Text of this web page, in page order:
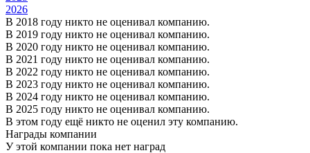
2026
В 2018 году никто не оценивал компанию.
В 2019 году никто не оценивал компанию.
В 2020 году никто не оценивал компанию.
В 2021 году никто не оценивал компанию.
В 2022 году никто не оценивал компанию.
В 2023 году никто не оценивал компанию.
В 2024 году никто не оценивал компанию.
В 2025 году никто не оценивал компанию.
В этом году ещё никто не оценил эту компанию.
Награды компании
У этой компании пока нет наград